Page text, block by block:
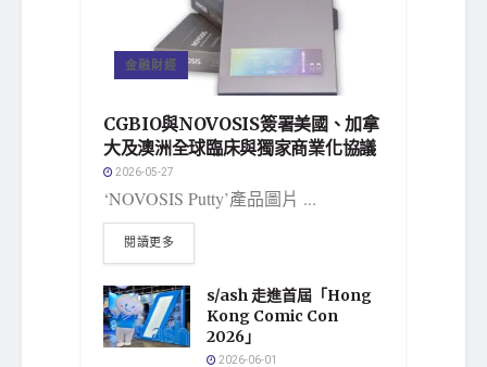
金融財經
CGBIO與NOVOSIS簽署美國、加拿
大及澳洲全球臨床與獨家商業化協議
2026-05-27
‘NOVOSIS Putty’產品圖片 ...
閱讀更多
s/ash 走進首屆「Hong
Kong Comic Con
2026」
2026-06-01